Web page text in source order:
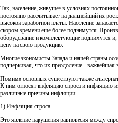
Так, население, живущее в условиях
постоянно рассчитывает на дальнейший их
высокой заработной платы. Население
скором времени еще более поднимутся.
оборудование и комплектующие поднимутся
цену на свою продукцию.
Многие экономисты Запада и нашей страны
подчеркивая, что их преодоление - важнейшая
Помимо основных существуют также
К ним относят инфляцию спроса и инфляцию
различные причины инфляции.
1) Инфляция спроса.
Это явление нарушения равновесия между